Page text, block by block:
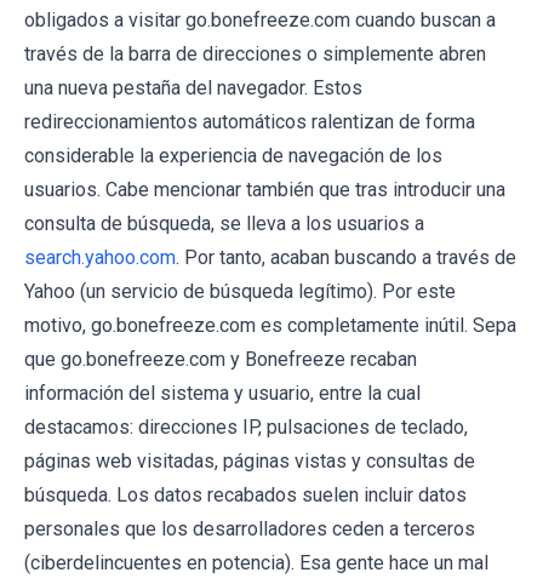
obligados a visitar go.bonefreeze.com cuando buscan a
través de la barra de direcciones o simplemente abren
una nueva pestaña del navegador. Estos
redireccionamientos automáticos ralentizan de forma
considerable la experiencia de navegación de los
usuarios. Cabe mencionar también que tras introducir una
consulta de búsqueda, se lleva a los usuarios a
search.yahoo.com. Por tanto, acaban buscando a través de
Yahoo (un servicio de búsqueda legítimo). Por este
motivo, go.bonefreeze.com es completamente inútil. Sepa
que go.bonefreeze.com y Bonefreeze recaban
información del sistema y usuario, entre la cual
destacamos: direcciones IP, pulsaciones de teclado,
páginas web visitadas, páginas vistas y consultas de
búsqueda. Los datos recabados suelen incluir datos
personales que los desarrolladores ceden a terceros
(ciberdelincuentes en potencia). Esa gente hace un mal